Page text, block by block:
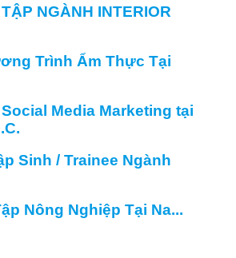
NGÀNH INTERIOR
Trình Ẩm Thực Tại
Media Marketing tại
Sinh / Trainee Ngành
Nông Nghiệp Tại Na...